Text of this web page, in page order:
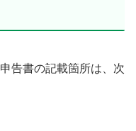
告書の記載箇所は、次